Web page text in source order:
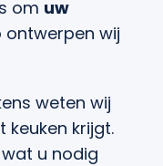
om uw
ontwerpen wij
weten wij
keuken krijgt.
u nodig